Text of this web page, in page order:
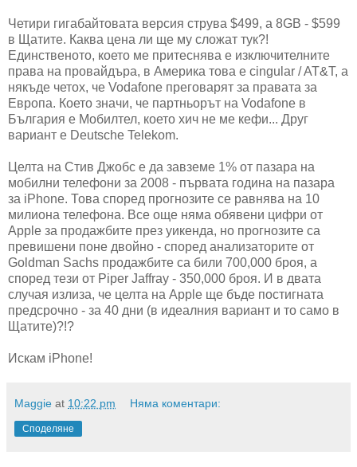
Четири гигабайтовата версия струва $499, а 8GB - $599
в Щатите. Каква цена ли ще му сложат тук?!
Единственото, което ме притеснява е изключителните
права на провайдъра, в Америка това е cingular / AT&T, а
някъде четох, че Vodafone преговарят за правата за
Европа. Което значи, че партньорът на Vodafone в
България е Мобилтел, което хич не ме кефи... Друг
вариант е Deutsche Telekom.
Целта на Стив Джобс е да завземе 1% от пазара на
мобилни телефони за 2008 - първата година на пазара
за iPhone. Това според прогнозите се равнява на 10
милиона телефона. Все още няма обявени цифри от
Apple за продажбите през уикенда, но прогнозите са
превишени поне двойно - според анализаторите от
Goldman Sachs продажбите са били 700,000 броя, а
според тези от Piper Jaffray - 350,000 броя. И в двата
случая излиза, че целта на Apple ще бъде постигната
предсрочно - за 40 дни (в идеалния вариант и то само в
Щатите)?!?
Искам iPhone!
Maggie at 10:22 pm Няма коментари:
Споделяне